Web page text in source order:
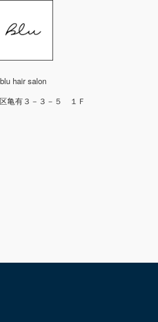
blu hair salon
亀有３－３－５ １Ｆ